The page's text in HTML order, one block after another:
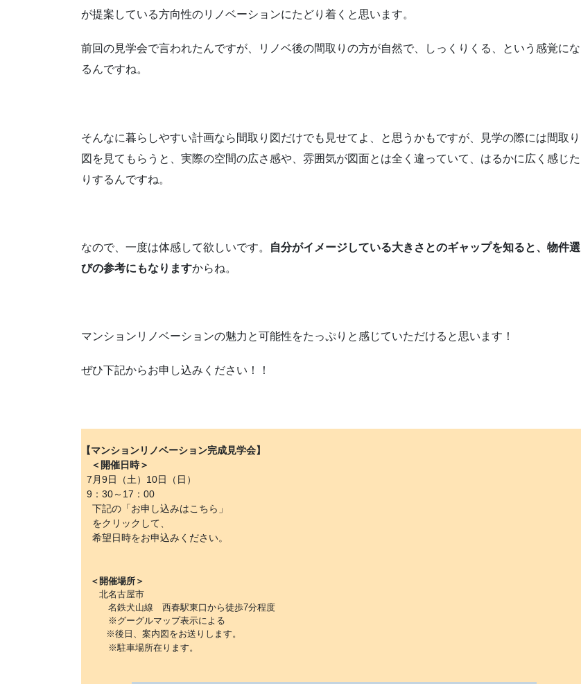
が提案している方向性のリノベーションにたどり着くと思います。
前回の見学会で言われたんですが、リノベ後の間取りの方が自然で、しっくりくる、という感覚にな
るんですね。
そんなに暮らしやすい計画なら間取り図だけでも見せてよ、と思うかもですが、見学の際には間取り
図を見てもらうと、実際の空間の広さ感や、雰囲気が図面とは全く違っていて、はるかに広く感じた
りするんですね。
なので、一度は体感して欲しいです。
自分がイメージしている大きさとのギャップを知ると、物件選
びの参考にもなりますからね。
マンションリノベーションの魅力と可能性をたっぷりと感じていただけると思います！
ぜひ下記からお申し込みください！！
【マンションリノベーション完成見学会】
＜開催日時＞
7月9日（土）10日（日）
9：30～17：00
下記の「お申し込みはこちら」
をクリックして、
希望日時をお申込みください。
＜開催場所＞
北名古屋市
名鉄犬山線 西春駅東口から徒歩7分程度
※グーグルマップ表示による
※後日、案内図をお送りします。
※駐車場所在ります。